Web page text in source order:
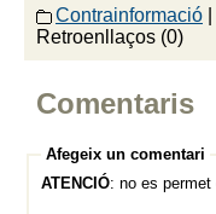
Contrainformació
Retroenllaços (0)
Comentaris
Afegeix un comentari
ATENCIÓ: no es permet